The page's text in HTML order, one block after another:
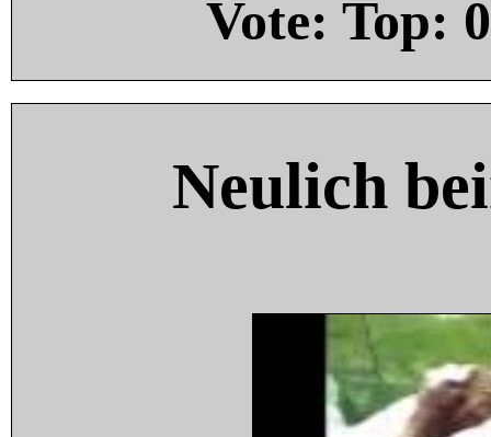
Vote: Top: 0
Neulich